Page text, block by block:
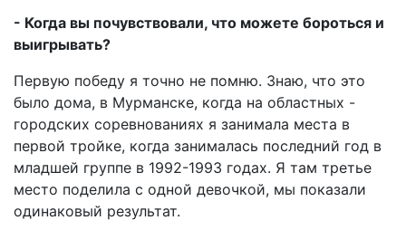
- Когда вы почувствовали, что можете бороться и
выигрывать?
Первую победу я точно не помню. Знаю, что это
было дома, в Мурманске, когда на областных -
городских соревнованиях я занимала места в
первой тройке, когда занималась последний год в
младшей группе в 1992-1993 годах. Я там третье
место поделила с одной девочкой, мы показали
одинаковый результат.